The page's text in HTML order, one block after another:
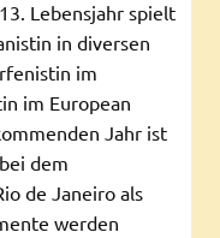
Lebensjahr spielt
in diversen
im
im European
Jahr ist
dem
de Janeiro als
werden